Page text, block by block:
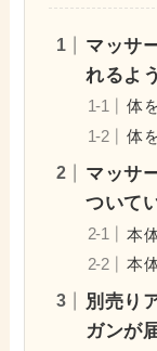
マッサ
れるよ
体
体
マッサ
ついて
本
本
別売り
ガンが